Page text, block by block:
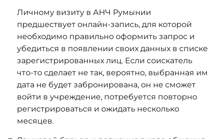
Личному визиту в АНЧ Румынии
предшествует онлайн-запись, для которой
необходимо правильно оформить запрос и
убедиться в появлении своих данных в списке
зарегистрированных лиц. Если соискатель
что-то сделает не так, вероятно, выбранная им
дата не будет забронирована, он не сможет
войти в учреждение, потребуется повторно
регистрироваться и ожидать несколько
месяцев.